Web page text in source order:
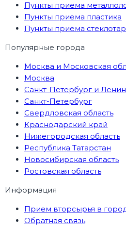
Пункты приема
Пункты приема пластика
Пункты приема
Популярные города
Москва и Московская
Москва
Санкт-Петербург и
Санкт-Петербург
Свердловская область
Краснодарский край
Нижегородская область
Республика Татарстан
Новосибирская область
Ростовская область
Информация
Прием вторсырья в
Обратная связь